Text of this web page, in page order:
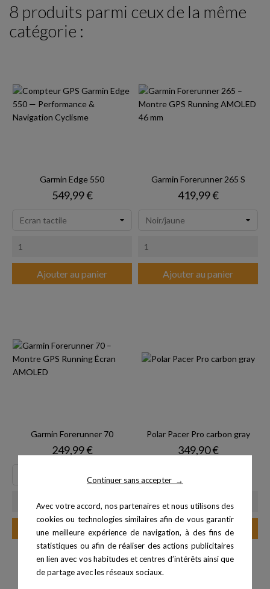
Continuer sans accepter →
Avec votre accord, nos partenaires et nous utilisons des
cookies ou technologies similaires afin de vous garantir
une meilleure expérience de navigation, à des fins de
statistiques ou afin de réaliser des actions publicitaires
en lien avec vos habitudes et centres d’intérêts ainsi que
de partage avec les réseaux sociaux.
8 produits parmi ceux de la même
catégorie :
Garmin Edge 550
Prix
549,99 €
Ajouter au panier
Garmin Forerunner 265 S
Prix
419,99 €
Ajouter au panier
Garmin Forerunner 70
Prix
249,99 €
Ajouter au panier
Polar Pacer Pro carbon gray
Prix
349,90 €
Ajouter au panier
-10%